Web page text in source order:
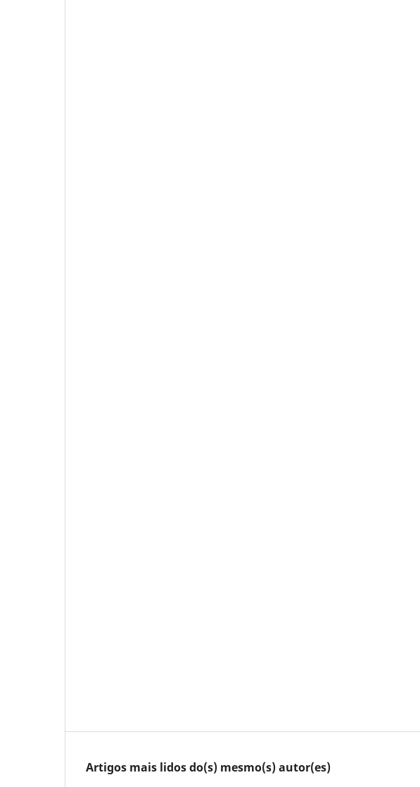
Artigos mais lidos do(s) mesmo(s) autor(es)